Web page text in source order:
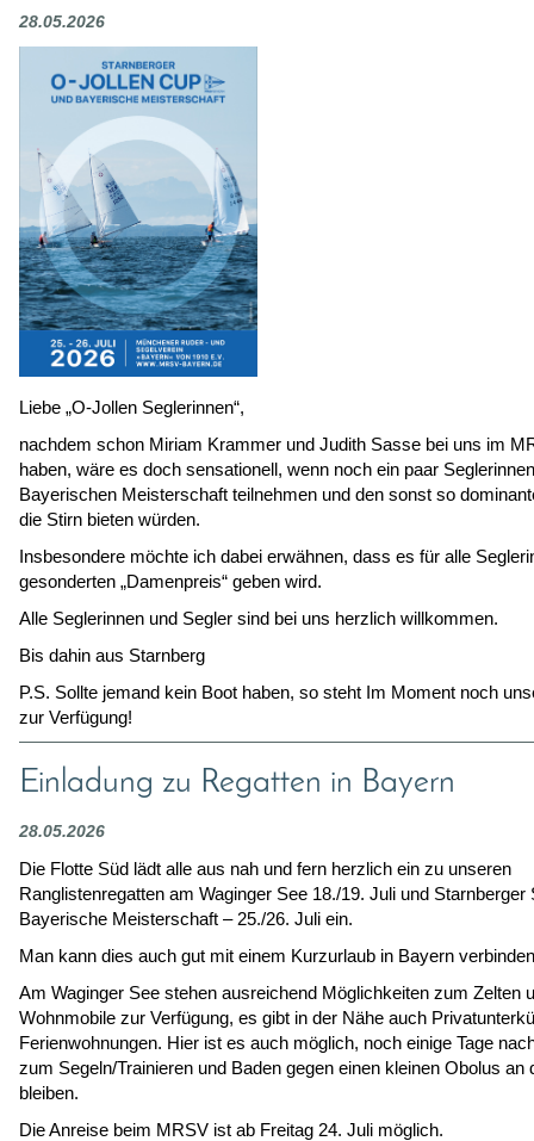
28.05.2026
Liebe „O-Jollen Seglerinnen“,
nachdem schon Miriam Krammer und Judith Sasse bei uns im
haben, wäre es doch sensationell, wenn noch ein paar
Bayerischen Meisterschaft teilnehmen und den sonst so
die Stirn bieten würden.
Insbesondere möchte ich dabei erwähnen, dass es für alle
gesonderten „Damenpreis“ geben wird.
Alle Seglerinnen und Segler sind bei uns herzlich willkommen.
Bis dahin aus Starnberg
P.S. Sollte jemand kein Boot haben, so steht Im Moment noch
zur Verfügung!
Einladung zu Regatten in Bayern
28.05.2026
Die Flotte Süd lädt alle aus nah und fern herzlich ein zu unseren
Ranglistenregatten am Waginger See 18./19. Juli und Starnberger
Bayerische Meisterschaft – 25./26. Juli ein.
Man kann dies auch gut mit einem Kurzurlaub in Bayern
Am Waginger See stehen ausreichend Möglichkeiten zum Zelten
Wohnmobile zur Verfügung, es gibt in der Nähe auch
Ferienwohnungen. Hier ist es auch möglich, noch einige Tage
zum Segeln/Trainieren und Baden gegen einen kleinen Obolus an
bleiben.
Die Anreise beim MRSV ist ab Freitag 24. Juli möglich.